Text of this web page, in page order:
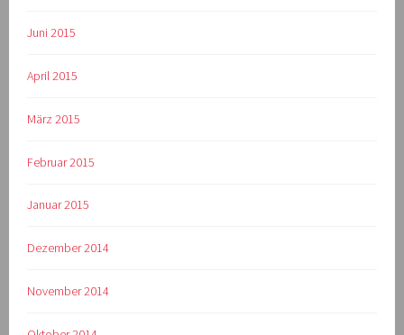
Juni 2015
April 2015
März 2015
Februar 2015
Januar 2015
Dezember 2014
November 2014